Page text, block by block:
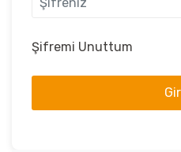
Şifremi Unuttum